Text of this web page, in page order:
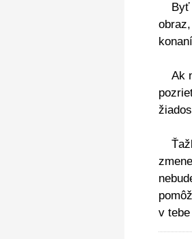
Byť
Ak
v